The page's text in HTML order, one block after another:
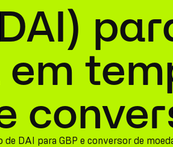
em
de DAI para GBP e conversor de